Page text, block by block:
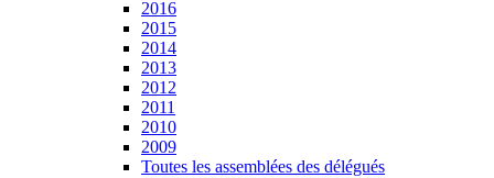
2016
2015
2014
2013
2012
2011
2010
2009
Toutes les assemblées des délégués